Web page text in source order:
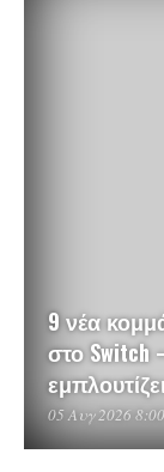
9 νέα
στο Switch
05 Αυγ 2026